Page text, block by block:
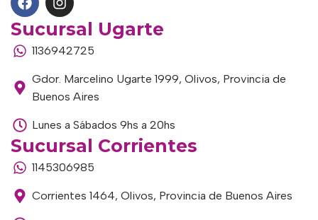
Sucursal Ugarte
1136942725
Gdor. Marcelino Ugarte 1999, Olivos, Provincia de
Buenos Aires
Lunes a Sábados 9hs a 20hs
Sucursal Corrientes
1145306985
Corrientes 1464, Olivos, Provincia de Buenos Aires